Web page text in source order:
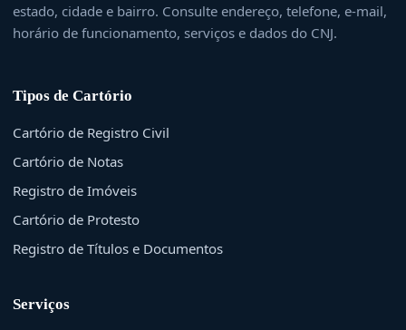
estado, cidade e bairro. Consulte endereço, telefone, e-mail,
horário de funcionamento, serviços e dados do CNJ.
Tipos de Cartório
Cartório de Registro Civil
Cartório de Notas
Registro de Imóveis
Cartório de Protesto
Registro de Títulos e Documentos
Serviços